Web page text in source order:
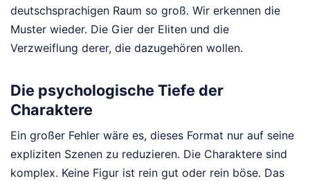
deutschsprachigen Raum so groß. Wir erkennen die
Muster wieder. Die Gier der Eliten und die
Verzweiflung derer, die dazugehören wollen.
Die psychologische Tiefe der
Charaktere
Ein großer Fehler wäre es, dieses Format nur auf seine
expliziten Szenen zu reduzieren. Die Charaktere sind
komplex. Keine Figur ist rein gut oder rein böse. Das